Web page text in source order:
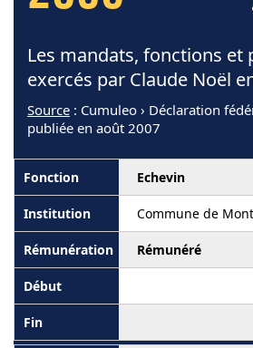
Les mandats, fonctions et
exercés par Claude Noël
Source : Cumuleo › Déclaration
publiée en août 2007
Echevin
Commune de
Rémunéré